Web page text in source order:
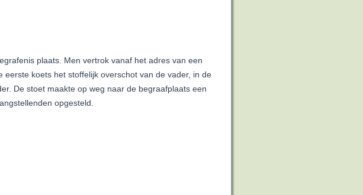
plaats. Men vertrok vanaf het adres van een
koets het stoffelijk overschot van de vader, in de
De stoet maakte op weg naar de begraafplaats een
opgesteld.